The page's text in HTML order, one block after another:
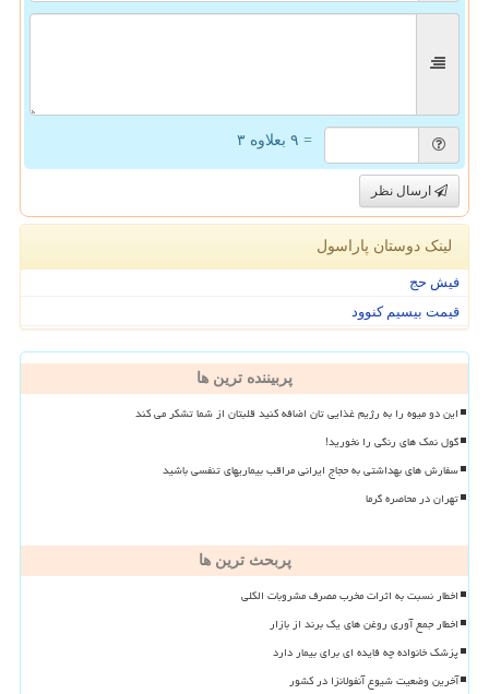
= ۹ بعلاوه ۳
ارسال نظر
لینک دوستان پاراسول
فیش حج
قیمت بیسیم کنوود
پربیننده ترین ها
این دو میوه را به رژیم غذایی تان اضافه کنید قلبتان از شما تشکر می کند
گول نمک های رنگی را نخورید!
سفارش های بهداشتی به حجاج ایرانی مراقب بیماریهای تنفسی باشید
تهران در محاصره گرما
پربحث ترین ها
اخطار نسبت به اثرات مخرب مصرف مشروبات الکلی
اخطار جمع آوری روغن های یک برند از بازار
پزشک خانواده چه فایده ای برای بیمار دارد
آخرین وضعیت شیوع آنفولانزا در کشور